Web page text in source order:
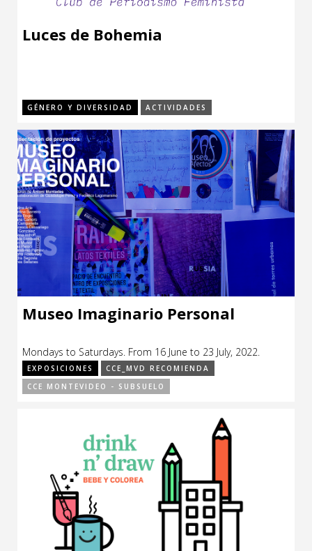
Luces de Bohemia
GÉNERO Y DIVERSIDAD ACTIVIDADES
Museo Imaginario Personal
Mondays to Saturdays. From 16 June to 23 July, 2022.
EXPOSICIONES
CCE_MVD RECOMIENDA
CCE MONTEVIDEO - SUBSUELO